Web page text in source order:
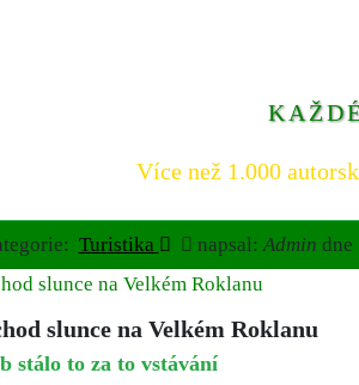
Více než 1.000
Turistika napsal: Admin dne
slunce na Velkém Roklanu
stálo to za to vstávání